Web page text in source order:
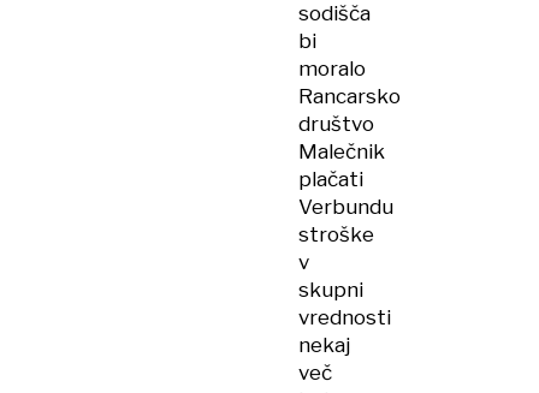
sodišča
bi
moralo
Rancarsko
društvo
Malečnik
plačati
Verbundu
stroške
v
skupni
vrednosti
nekaj
več